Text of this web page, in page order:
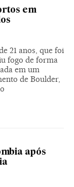
em
21 anos, que foi
fogo de forma
em um
de Boulder,
após